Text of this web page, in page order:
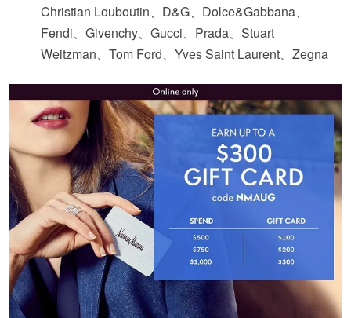
Christian Louboutin、D&G、Dolce&Gabbana、
Fendi、Givenchy、Gucci、Prada、Stuart
Weitzman、Tom Ford、Yves Saint Laurent、Zegna